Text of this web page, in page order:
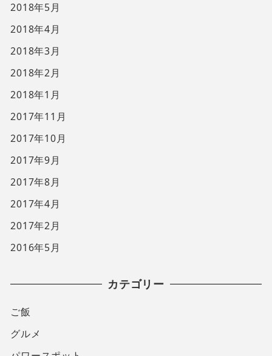
2018年5月
2018年4月
2018年3月
2018年2月
2018年1月
2017年11月
2017年10月
2017年9月
2017年8月
2017年4月
2017年2月
2016年5月
カテゴリー
ご飯
グルメ